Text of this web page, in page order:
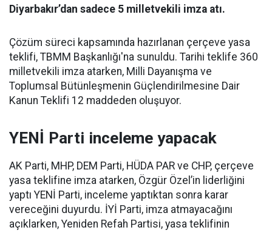
Diyarbakır’dan sadece 5 milletvekili imza atı.
Çözüm süreci kapsamında hazırlanan çerçeve yasa
teklifi, TBMM Başkanlığı'na sunuldu. Tarihi teklife 360
milletvekili imza atarken, Milli Dayanışma ve
Toplumsal Bütünleşmenin Güçlendirilmesine Dair
Kanun Teklifi 12 maddeden oluşuyor.
YENİ Parti inceleme yapacak
AK Parti, MHP, DEM Parti, HÜDA PAR ve CHP, çerçeve
yasa teklifine imza atarken, Özgür Özel’in liderliğini
yaptı YENİ Parti, inceleme yaptıktan sonra karar
vereceğini duyurdu. İYİ Parti, imza atmayacağını
açıklarken, Yeniden Refah Partisi, yasa teklifinin